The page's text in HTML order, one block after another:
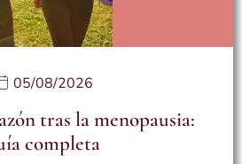
05/08/2026
tras la menopausia:
completa